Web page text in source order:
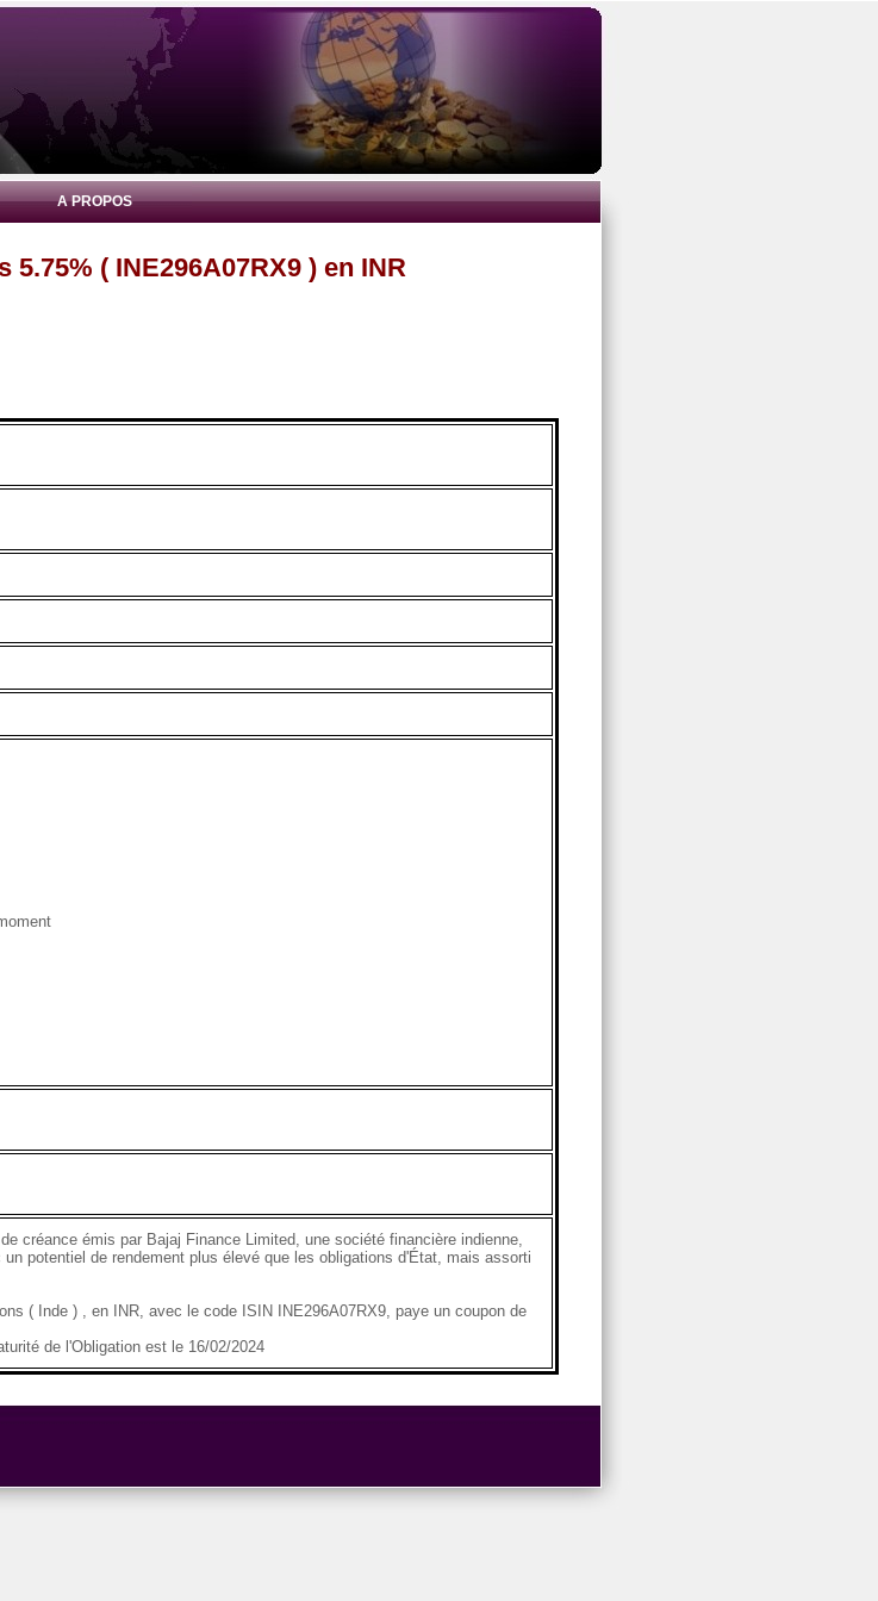
A PROPOS
( INE296A07RX9 ) en INR
créance émis par Bajaj Finance Limited, une société financière indienne,
potentiel de rendement plus élevé que les obligations d'État, mais assorti
( Inde ) , en INR, avec le code ISIN INE296A07RX9, paye un coupon de
de l'Obligation est le 16/02/2024